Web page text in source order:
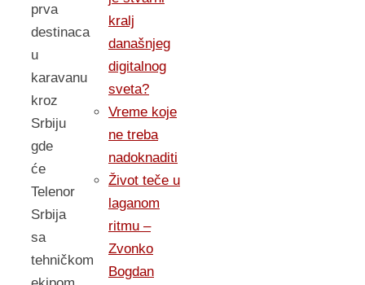
prva
destinaca
u
karavanu
kroz
Srbiju
gde
će
Telenor
Srbija
sa
tehničkom
kralj
današnjeg
digitalnog
sveta?
Vreme koje
ne treba
nadoknaditi
Život teče u
laganom
ritmu –
Zvonko
Bogdan